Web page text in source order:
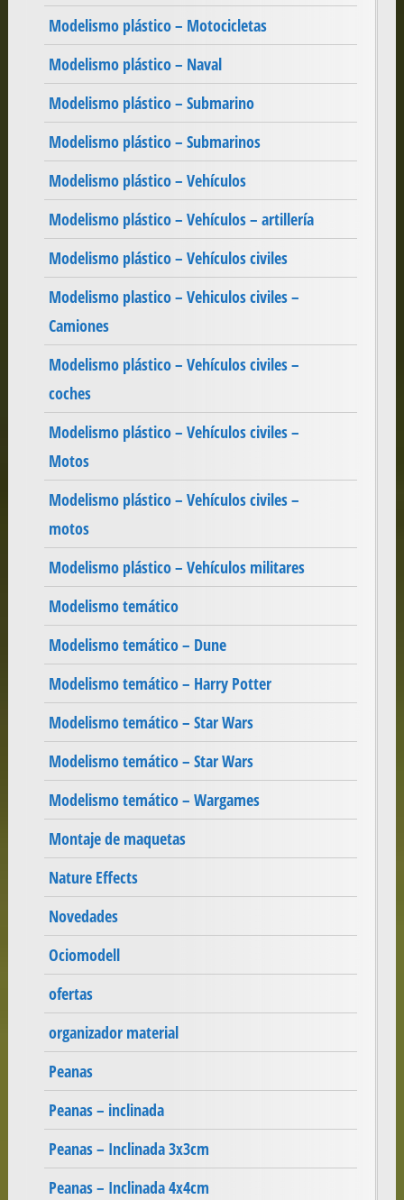
Modelismo plástico – Motocicletas
Modelismo plástico – Naval
Modelismo plástico – Submarino
Modelismo plástico – Submarinos
Modelismo plástico – Vehículos
Modelismo plástico – Vehículos – artillería
Modelismo plástico – Vehículos civiles
Modelismo plastico – Vehiculos civiles –
Camiones
Modelismo plástico – Vehículos civiles –
coches
Modelismo plástico – Vehículos civiles –
Motos
Modelismo plástico – Vehículos civiles –
motos
Modelismo plástico – Vehículos militares
Modelismo temático
Modelismo temático – Dune
Modelismo temático – Harry Potter
Modelismo temático – Star Wars
Modelismo temático – Star Wars
Modelismo temático – Wargames
Montaje de maquetas
Nature Effects
Novedades
Ociomodell
ofertas
organizador material
Peanas
Peanas – inclinada
Peanas – Inclinada 3x3cm
Peanas – Inclinada 4x4cm